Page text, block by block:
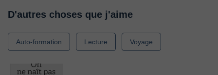
D'autres choses que j'aime
Auto-formation Lecture Voyage